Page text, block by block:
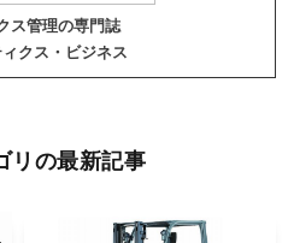
ス管理の専門誌
クス・ビジネス
リの最新記事